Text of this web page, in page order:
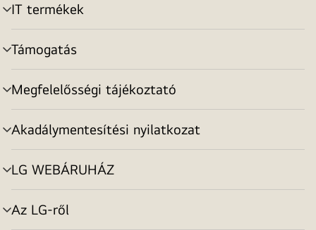
IT termékek
menu
toggle
Támogatás
menu
toggle
Megfelelősségi tájékoztató
menu
toggle
Akadálymentesítési nyilatkozat
menu
toggle
LG WEBÁRUHÁZ
menu
toggle
Az LG-ről
menu